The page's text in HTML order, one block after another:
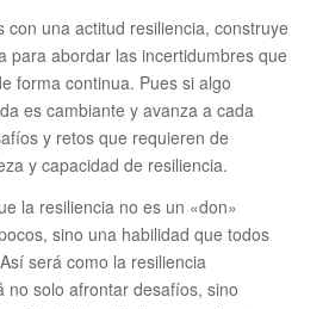
con una actitud resiliencia, construye
para abordar las incertidumbres que
forma continua. Pues si algo
es cambiante y avanza a cada
y retos que requieren de
y capacidad de resiliencia.
la resiliencia no es un «don»
sino una habilidad que todos
será como la resiliencia
no solo afrontar desafíos, sino